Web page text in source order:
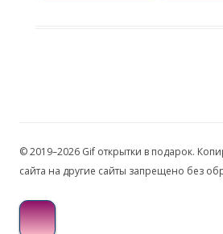
© 2019–2026 Gif открытки в подарок.
сайта на другие сайты запрещено без